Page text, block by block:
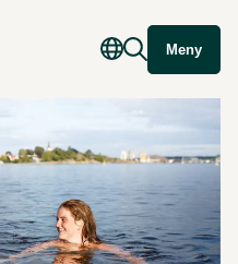
Meny